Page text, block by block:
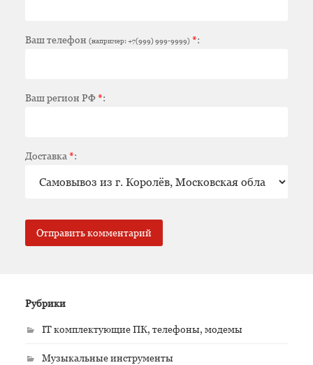
Ваш телефон (например: +7(999) 999-9999) *:
Ваш регион РФ*:
Доставка *:
Рубрики
IT комплектующие ПК, телефоны, модемы
Музыкальные инструменты